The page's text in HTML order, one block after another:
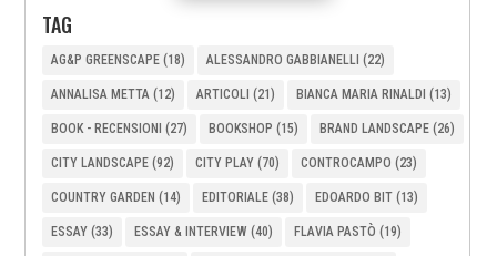
TAG
AG&P GREENSCAPE (18) ALESSANDRO GABBIANELLI (22)
ANNALISA METTA (12) ARTICOLI (21) BIANCA MARIA RINALDI (13)
BOOK - RECENSIONI (27) BOOKSHOP (15) BRAND LANDSCAPE (26)
CITY LANDSCAPE (92) CITY PLAY (70) CONTROCAMPO (23)
COUNTRY GARDEN (14) EDITORIALE (38) EDOARDO BIT (13)
ESSAY (33) ESSAY & INTERVIEW (40) FLAVIA PASTÒ (19)